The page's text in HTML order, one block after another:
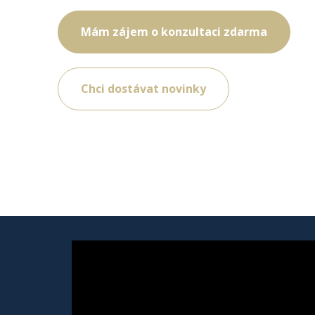
Mám zájem o konzultaci zdarma
Chci dostávat novinky